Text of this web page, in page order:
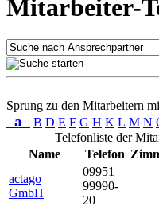
Mitarbeiter-
Sprung zu den Mitarbeitern
a B D E F G H K L M N
Telefonliste der
Name
Telefon
actago
GmbH
09951
99990-
20